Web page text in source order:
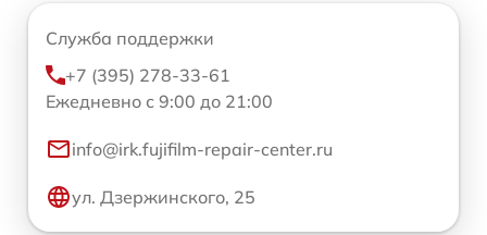
Служба поддержки
+7 (395) 278-33-61
Ежедневно с 9:00 до 21:00
info@irk.fujifilm-repair-center.ru
ул. Дзержинского, 25